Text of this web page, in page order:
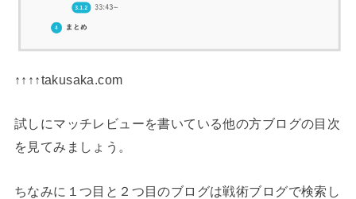
↑↑↑↑takusaka.com
試しにマッチレビューを書いている他の方ブログの目次
を見てみましょう。
ちなみに１つ目と２つ目のブログは戦術ブログで検索し